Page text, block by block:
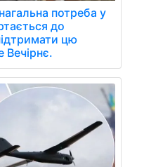
потреба у
до
цю
Вечірнє.